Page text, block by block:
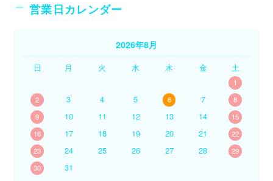
営業日カレンダー
2026年8月
日 月 火 水 木 金 土
1
2
3 4 5 6 7
8
9
10 11 12 13 14
15
16
17 18 19 20 21
22
23
24 25 26 27 28
29
30
31